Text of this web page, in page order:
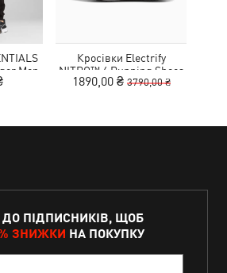
Men
Кросівки Electrify
NITRO™ 4 Running Shoes
Youth
1890,00 ₴ 3790,00 ₴
ПІДПИСНИКІВ, ЩОБ
ЗНИЖКИ НА ПОКУПКУ